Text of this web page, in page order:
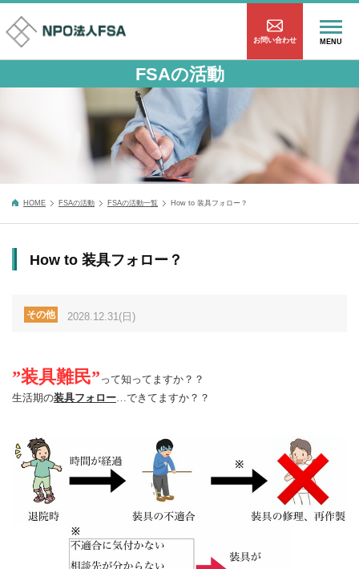
お問い合わせ MENU
FSAの活動
HOME FSAの活動 FSAの活動一覧 How to 装具フォロー？
How to 装具フォロー？
その他 2028.12.31(日)
”装具難民” って知ってますか？？
生活期の装具フォロー…できてますか？？